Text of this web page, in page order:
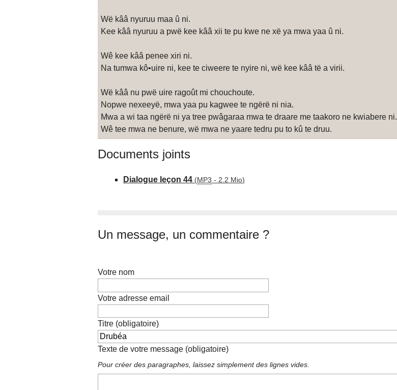
Wë kââ nyuruu maa û ni.
Kee kââ nyuruu a pwë kee kââ xii te pu kwe ne xë ya mwa yaa û ni.
Wê kee kââ penee xiri ni.
Na tumwa kô•uire ni, kee te ciweere te nyire ni, wë kee kââ të a virii.
Wë kââ nu pwë uire ragoût mi chouchoute.
Nopwe nexeeyë, mwa yaa pu kagwee te ngërë ni nia.
Mwa a wi taa ngërë ni ya tree pwâgaraa mwa te draare me taakoro ne kwiabere ni.
Wê tee mwa ne benure, wë mwa ne yaare tedru pu to kû te druu.
Documents joints
Dialogue leçon 44 (MP3 - 2.2 Mio)
Un message, un commentaire ?
Votre nom
Votre adresse email
Titre (obligatoire)
Texte de votre message (obligatoire)
Pour créer des paragraphes, laissez simplement des lignes vides.